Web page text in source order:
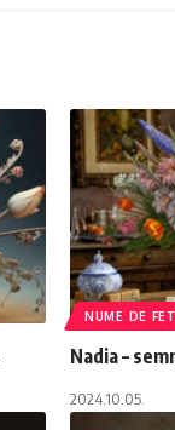
NUME DE
Nadia –
2024.10.05.